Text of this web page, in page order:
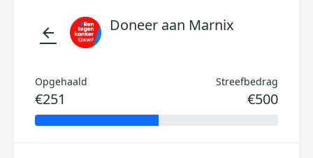
arrow_back Doneer aan Marnix
Opgehaald
€251
Streefbedrag
€500